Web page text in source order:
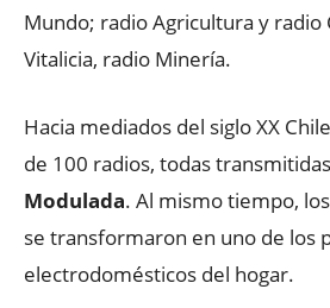
Mundo; radio Agricultura y radio
Vitalicia, radio Minería.
Hacia mediados del siglo XX
de 100 radios, todas
Modulada. Al mismo tiempo,
se transformaron en uno de los
electrodomésticos del hogar.